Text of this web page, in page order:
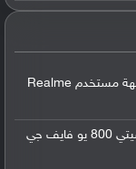
أندرويد إصدار 10.0 مع واجهة مستخدم Realme
ميدياتك MT6873 ديمينسيتي 800 يو فايف جي